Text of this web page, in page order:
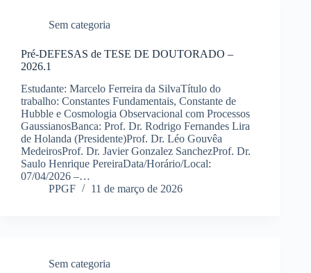
Sem categoria
Pré-DEFESAS de TESE DE DOUTORADO –
2026.1
Estudante: Marcelo Ferreira da SilvaTítulo do
trabalho: Constantes Fundamentais, Constante de
Hubble e Cosmologia Observacional com Processos
GaussianosBanca: Prof. Dr. Rodrigo Fernandes Lira
de Holanda (Presidente)Prof. Dr. Léo Gouvêa
MedeirosProf. Dr. Javier Gonzalez SanchezProf. Dr.
Saulo Henrique PereiraData/Horário/Local:
07/04/2026 –…
PPGF
11 de março de 2026
Sem categoria